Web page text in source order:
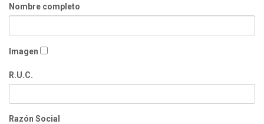
Nombre completo
Imagen
R.U.C.
Razón Social